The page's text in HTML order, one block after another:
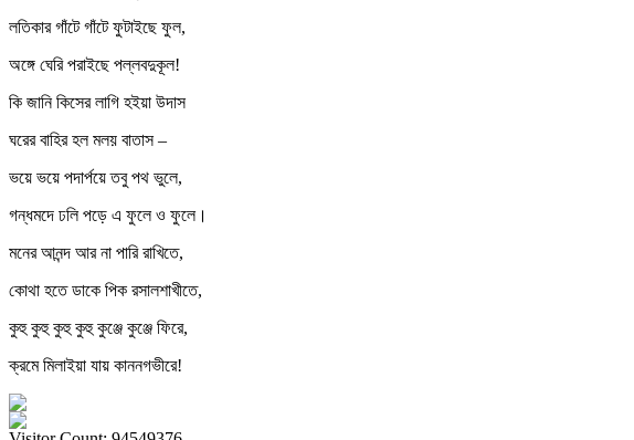
লতিকার গাঁটে গাঁটে ফুটাইছে ফুল,
অঙ্গে ঘেরি পরাইছে পল্লবদুকূল!
কি জানি কিসের লাগি হইয়া উদাস
ঘরের বাহির হল মলয় বাতাস –
ভয়ে ভয়ে পদার্পয়ে তবু পথ ভুলে,
গন্ধমদে ঢলি পড়ে এ ফুলে ও ফুলে।
মনের আনন্দ আর না পারি রাখিতে,
কোথা হতে ডাকে পিক রসালশাখীতে,
কুহু কুহু কুহু কুহু কুঞ্জে কুঞ্জে ফিরে,
ক্রমে মিলাইয়া যায় কাননগভীরে!